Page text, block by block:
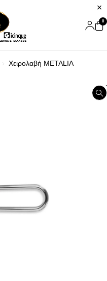
0
Χειρολαβή METALIA